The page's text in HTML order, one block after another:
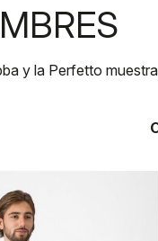
y la Perfetto